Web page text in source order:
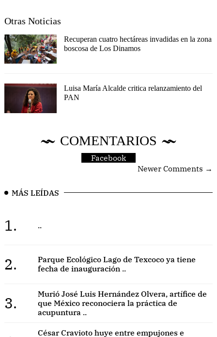
Otras Noticias
Recuperan cuatro hectáreas invadidas en la zona
boscosa de Los Dinamos
Luisa María Alcalde critica relanzamiento del
PAN
COMENTARIOS
Facebook
Newer Comments →
MÁS LEÍDAS
1. ..
2.
Parque Ecológico Lago de Texcoco ya tiene
fecha de inauguración ..
3.
Murió José Luis Hernández Olvera, artífice de
que México reconociera la práctica de
acupuntura ..
César Cravioto huye entre empujones e